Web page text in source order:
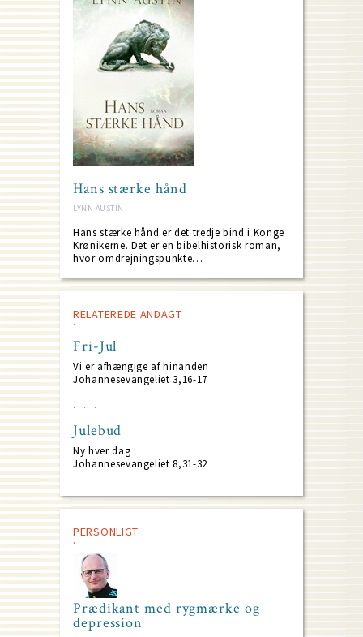
Hans stærke hånd
LYNN AUSTIN
Hans stærke hånd er det tredje bind i Konge
Krønikerne. Det er en bibelhistorisk roman,
hvor omdrejningspunkte…
RELATEREDE ANDAGT
Fri-Jul
Vi er afhængige af hinanden
Johannesevangeliet 3,16-17
Julebud
Ny hver dag
Johannesevangeliet 8,31-32
PERSONLIGT
Prædikant med rygmærke og
depression